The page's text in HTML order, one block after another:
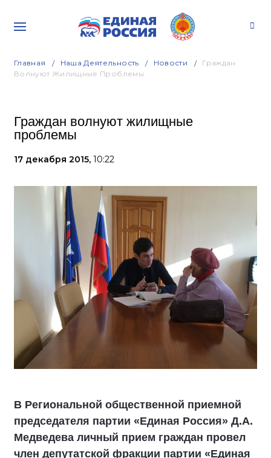
Главная Наша Деятельность Новости
Граждан
Волнуют Жилищные Проблемы
Граждан волнуют жилищные
проблемы
17 декабря 2015, 10:22
В Региональной общественной приемной
председателя партии «Единая Россия» Д.А.
Медведева личный прием граждан провел
член депутатской фракции партии «Единая